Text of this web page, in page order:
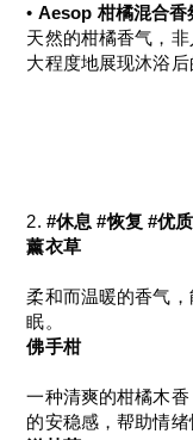
• Aesop 柑橘混合香
天然的柑橘香气，
大程度地展现沐浴后
2. #休息 #恢复 #优
薰衣草
柔和而温暖的香气
眠。
佛手柑
一种清爽的柑橘木
的安稳感，帮助情绪